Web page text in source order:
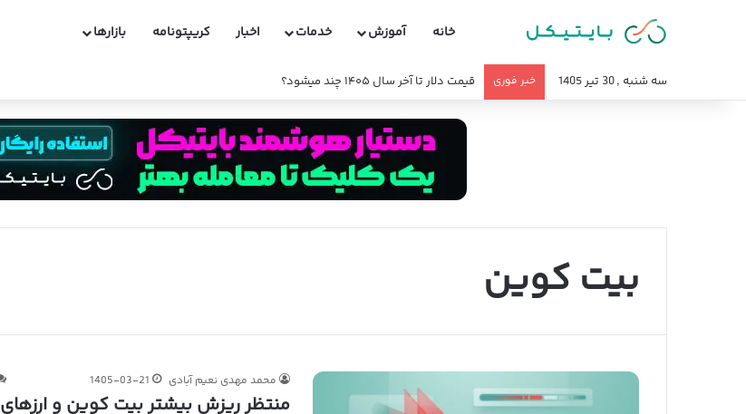
خانه آموزش خدمات اخبار کریپتونامه بازارها
سه شنبه , 30 تیر 1405 خبر فوری آخرین وضعیت تحریم صرافی کوینکس و دارایی های مسدود شده ایرانیان
بیت کوین
محمد مهدی نعیم آبادی 1405-03-21
منتظر ریزش بیشتر بیت کوین و ارزهای